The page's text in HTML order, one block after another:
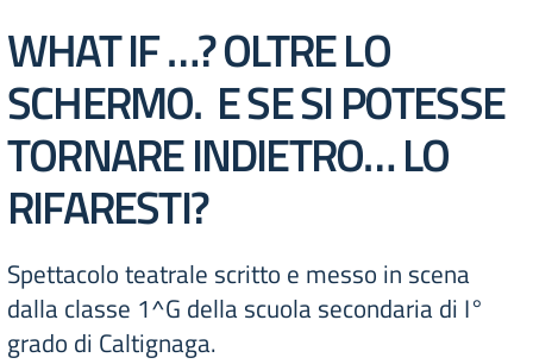
WHAT IF …? OLTRE LO
SCHERMO. E SE SI POTESSE
TORNARE INDIETRO… LO
RIFARESTI?
Spettacolo teatrale scritto e messo in scena
dalla classe 1^G della scuola secondaria di I°
grado di Caltignaga.